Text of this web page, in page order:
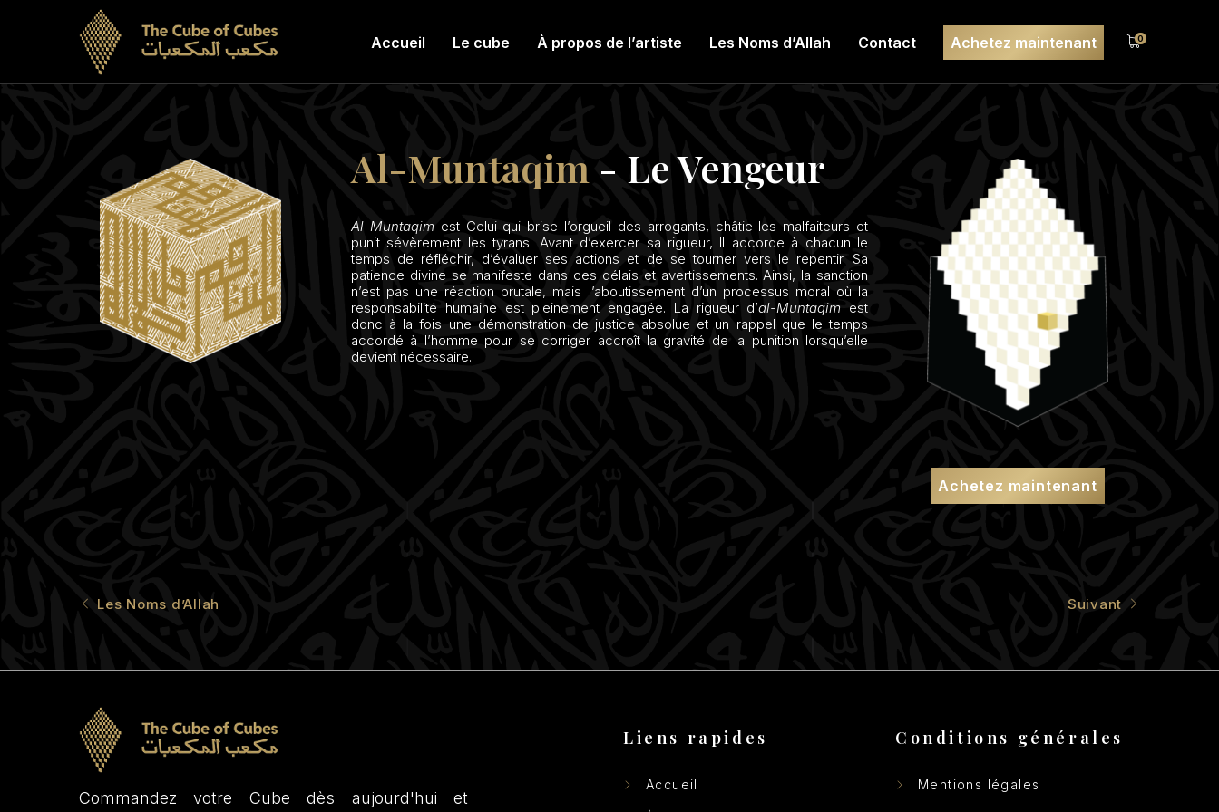
Accueil Le cube À propos de l’artiste Les Noms d’Allah Contact Achetez maintenant 0
Al-Muntaqim - Le Vengeur
Al-Muntaqim est Celui qui brise l’orgueil des arrogants, châtie les malfaiteurs et
punit sévèrement les tyrans. Avant d’exercer sa rigueur, Il accorde à chacun le
temps de réfléchir, d’évaluer ses actions et de se tourner vers le repentir. Sa
patience divine se manifeste dans ces délais et avertissements. Ainsi, la sanction
n’est pas une réaction brutale, mais l’aboutissement d’un processus moral où la
responsabilité humaine est pleinement engagée. La rigueur d’al-Muntaqim est
donc à la fois une démonstration de justice absolue et un rappel que le temps
accordé à l’homme pour se corriger accroît la gravité de la punition lorsqu’elle
devient nécessaire.
Achetez maintenant
Les Noms d’Allah Suivant
Commandez votre Cube dès aujourd'hui et
Liens rapides
Accueil
Conditions générales
Mentions légales